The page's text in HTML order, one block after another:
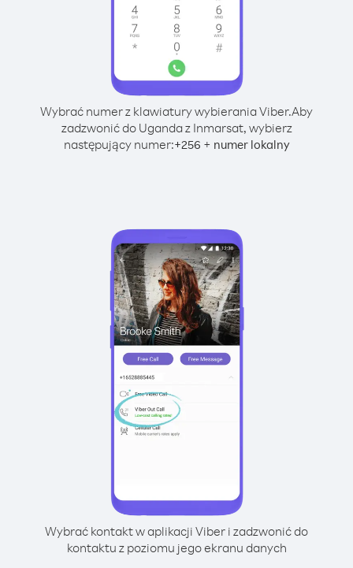
Wybrać numer z klawiatury wybierania Viber.Aby
zadzwonić do Uganda z Inmarsat, wybierz
następujący numer:+256 + numer lokalny
Wybrać kontakt w aplikacji Viber i zadzwonić do
kontaktu z poziomu jego ekranu danych